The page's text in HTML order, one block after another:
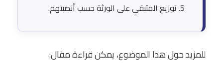
توزيع المتبقي على الورثة حسب أنصبتهم.
للمزيد حول هذا الموضوع، يمكن قراءة مقال: